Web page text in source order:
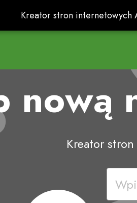
Kreator stron internetowych
Kreator stron internetowych
nową
Kreator